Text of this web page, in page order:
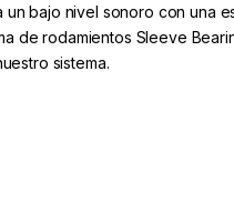
bajo nivel sonoro con una
de rodamientos Sleeve
sistema.